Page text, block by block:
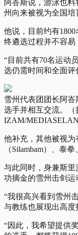
阿峇斯说，游泳也
州向来被视为全国培
他说，目前约有
终遴选过程并不容易
“目前共有70名运动
选仍需时间和全面评
雪州代表团团长阿峇
选手并相互交流。
IZAM/
他补充，其他被视
（Silambam）、泰
与此同时，身兼斯
功摘金的雪州击剑运
“我很高兴看到雪州
与教练也展现出高度
“因此，我希望提供